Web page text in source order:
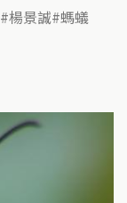
楊景誠 螞蟻